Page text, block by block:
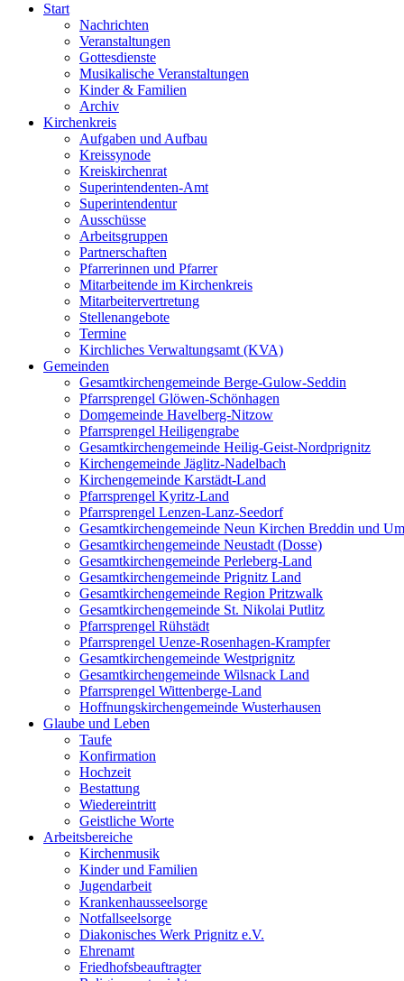
Start
Nachrichten
Veranstaltungen
Gottesdienste
Musikalische Veranstaltungen
Kinder & Familien
Archiv
Kirchenkreis
Aufgaben und Aufbau
Kreissynode
Kreiskirchenrat
Superintendenten-Amt
Superintendentur
Ausschüsse
Arbeitsgruppen
Partnerschaften
Pfarrerinnen und Pfarrer
Mitarbeitende im Kirchenkreis
Mitarbeitervertretung
Stellenangebote
Termine
Kirchliches Verwaltungsamt (KVA)
Gemeinden
Gesamtkirchengemeinde Berge-Gulow-Seddin
Pfarrsprengel Glöwen-Schönhagen
Domgemeinde Havelberg-Nitzow
Pfarrsprengel Heiligengrabe
Gesamtkirchengemeinde Heilig-Geist-Nordprignitz
Kirchengemeinde Jäglitz-Nadelbach
Kirchengemeinde Karstädt-Land
Pfarrsprengel Kyritz-Land
Pfarrsprengel Lenzen-Lanz-Seedorf
Gesamtkirchengemeinde Neun Kirchen Breddin und
Gesamtkirchengemeinde Neustadt (Dosse)
Gesamtkirchengemeinde Perleberg-Land
Gesamtkirchengemeinde Prignitz Land
Gesamtkirchengemeinde Region Pritzwalk
Gesamtkirchengemeinde St. Nikolai Putlitz
Pfarrsprengel Rühstädt
Pfarrsprengel Uenze-Rosenhagen-Krampfer
Gesamtkirchengemeinde Westprignitz
Gesamtkirchengemeinde Wilsnack Land
Pfarrsprengel Wittenberge-Land
Hoffnungskirchengemeinde Wusterhausen
Glaube und Leben
Taufe
Konfirmation
Hochzeit
Bestattung
Wiedereintritt
Geistliche Worte
Arbeitsbereiche
Kirchenmusik
Kinder und Familien
Jugendarbeit
Krankenhausseelsorge
Notfallseelsorge
Diakonisches Werk Prignitz e.V.
Ehrenamt
Friedhofsbeauftragter